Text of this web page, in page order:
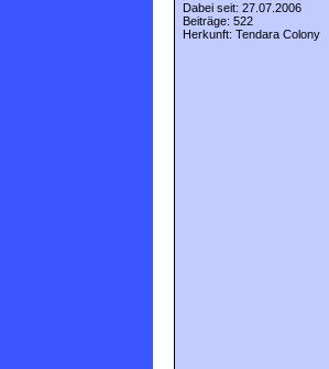
Dabei seit: 27.07.2006
Beiträge: 522
Herkunft: Tendara Colony